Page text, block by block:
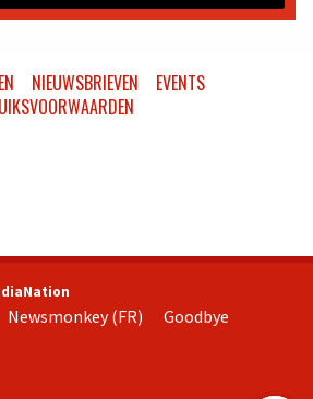
NIEUWSBRIEVEN
EVENTS
Newsmonkey (FR) Goodbye